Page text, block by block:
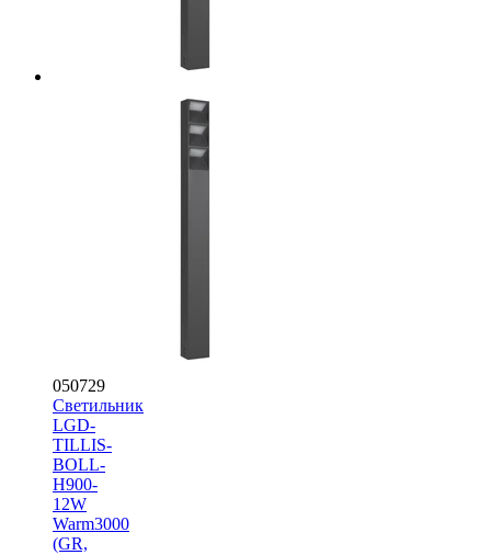
050729
Светильник
LGD-
TILLIS-
BOLL-
H900-
12W
Warm3000
(GR,